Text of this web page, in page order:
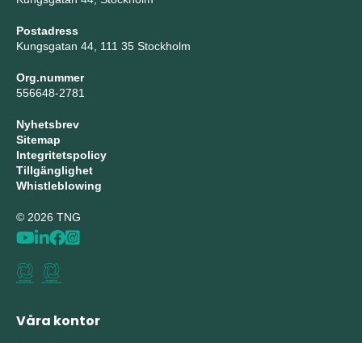
Postadress
Kungsgatan 44, 111 35 Stockholm
Org.nummer
556648-2781
Nyhetsbrev
Sitemap
Integritetspolicy
Tillgänglighet
Whistleblowing
© 2026 TNG
Våra kontor